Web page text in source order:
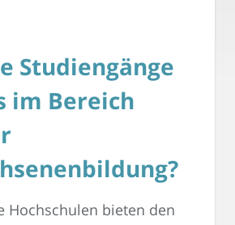
Studiengänge
im Bereich
Hochschulen bieten den